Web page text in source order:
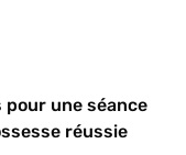
pour une séance
réussie